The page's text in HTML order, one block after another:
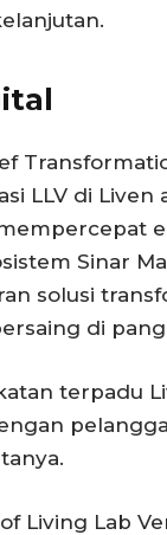
LLV di
Sinar
solusi
di
terpadu
Living Lab